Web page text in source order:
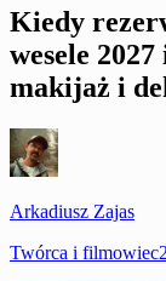
Kiedy
wesele
makijaż i
Arkadiusz Zajas
Twórca i filmowiec